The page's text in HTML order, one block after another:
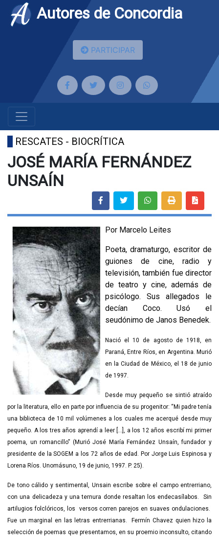
Autores de Concordia
PARTICIPAR
RESCATES - BIOCRÍTICA
JOSÉ MARÍA FERNÁNDEZ
UNSAÍN
Por Marcelo Leites
Poeta, dramaturgo, escritor de
guiones de cine, radio y
televisión, también fue director
de teatro y cine, además de
psicólogo. Sus allegados le
decían Coco. Usó el
seudónimo de Janos Benedek.
Nació el 10 de agosto de 1918, en
Paraná, Entre Ríos, en Argentina. Murió
en la Ciudad de México, el 18 de junio
de 1997.
Desde muy pequeño se sintió atraído
por la literatura, ello en parte por influencia de su progenitor: “Mi padre tenía
una biblioteca de 10 mil volúmenes a los cuales me acerqué desde muy
pequeño. A los tres años aprendí a leer [...], a los 12 años escribí mi primer
poema, un romancillo” (Murió José María Fernández Unsaín, fundador y
presidente de la SOGEM a los 72 años de edad. Por Jorge Luis Espinosa y
Lorena Ríos. Unomásuno, 19 de junio, 1997. P. 25).
De tono cálido y sentimental, Unsain escribe sobre el campo entrerriano,
con una delicadeza y una ternura donde resaltan los endecasílabos. Sin
artilugios folclóricos, los versos corren parejos en suaves ondulaciones.
Fue un marginal en las letras entrerrianas. Fermín Chavez quien hizo la
selección de poemas que presentamos, en su proemio inconsulto, citando